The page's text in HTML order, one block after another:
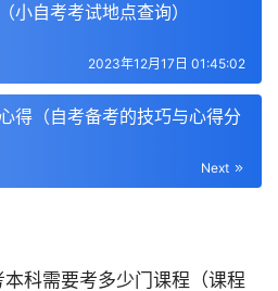
小自考考试地点查询）
2023年12月17日 01:45:02
得（自考备考的技巧与心得分
Next
本科需要考多少门课程（课程